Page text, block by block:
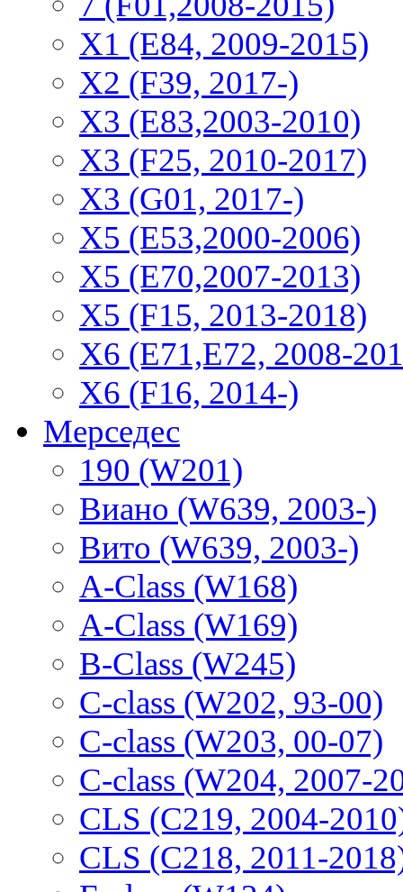
X1 (E84, 2009-2015)
Х2 (F39, 2017-)
X3 (E83,2003-2010)
X3 (F25, 2010-2017)
X3 (G01, 2017-)
X5 (E53,2000-2006)
X5 (E70,2007-2013)
X5 (F15, 2013-2018)
X6 (E71,E72, 2008-
X6 (F16, 2014-)
Мерседес
190 (W201)
Виано (W639, 2003-)
Вито (W639, 2003-)
A-Class (W168)
A-Class (W169)
B-Class (W245)
C-class (W202, 93-00)
C-class (W203, 00-07)
C-class (W204, 2007-
CLS (C219, 2004-
CLS (C218, 2011-